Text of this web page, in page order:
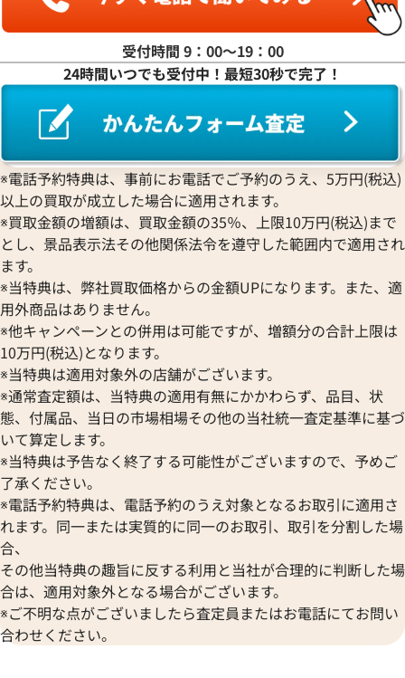
格
日時点の参考買取価格です
参考買取価格
540,000円
※2026年4月27日時点の参考
ンテール SM W25033P5
格
日時点の参考買取価格です
カルティエ パンテール ウォ
WSPN0006
参考買取価格
※2025年6月9日時点の参考買
EBERHARD
エベラール
エポス
Hermes
エルメス
OMEGA
オメガ
ORIENT
オリエント
ORIS
オリス
Audemars Piguet
オーデマ ピゲ
Vacheron Constantin
ヴァシュロン・コンスタンタン
Van Cleef & Arpels
ヴァンクリーフ＆アーペル
Versace
ヴェルサーチ
Wempe
ヴェンペ
グランドセイコー
CORUM
コルム
Concord
コンコルド
Jaquet Droz
Girard-Perregaux
ジラール・ペルゴ
Sinn
ストーヴァ
SEIKO
セイコー
CENTURY
センチュリー
ZENITH
ゼニス
ブシュロン
BREITLING
ブライトリング
Blancpain
ブランパン
BVLGARI
ブルガリ
Breguet
ブレゲ
BULOVA
ブローバ
Bell & Ross
ベル＆ロス
BAUME＆MERCIER
ボーム＆メルシエ
BALL Watch
ボール ウォッチ
ROLEX
ロレックス
ロンジン
受付時間 9：00〜19：00
24時間いつでも受付中！最短30秒で完了！
※電話予約特典は、事前にお電話でご予約のうえ、5万円(税込)
以上の買取が成立した場合に適用されます。
※買取金額の増額は、買取金額の35％、上限10万円(税込)まで
とし、景品表示法その他関係法令を遵守した範囲内で適用され
ます。
※当特典は、弊社買取価格からの金額UPになります。また、適
用外商品はありません。
※他キャンペーンとの併用は可能ですが、増額分の合計上限は
10万円(税込)となります。
※当特典は適用対象外の店舗がございます。
※通常査定額は、当特典の適用有無にかかわらず、品目、状
態、付属品、当日の市場相場その他の当社統一査定基準に基づ
いて算定します。
※当特典は予告なく終了する可能性がございますので、予めご
了承ください。
※電話予約特典は、電話予約のうえ対象となるお取引に適用さ
れます。同一または実質的に同一のお取引、取引を分割した場
合、
その他当特典の趣旨に反する利用と当社が合理的に判断した場
合は、適用対象外となる場合がございます。
※ご不明な点がございましたら査定員またはお電話にてお問い
合わせください。